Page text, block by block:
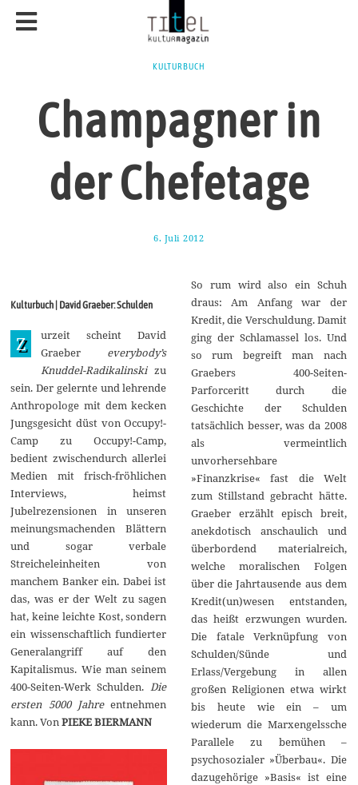
KULTURBUCH
Champagner in
der Chefetage
6. Juli 2012
z
2
0
1
Kulturbuch | David Graeber: Schulden
Z
urzeit scheint David
Graeber everybody’s
Knuddel-Radikalinskizu
sein. Der gelernte und lehrende
Anthropologe mit dem kecken
Jungsgesicht düst von Occupy!-
Camp zu Occupy!-Camp,
bedient zwischendurch allerlei
Medien mit frisch-fröhlichen
Interviews, heimst
Jubelrezensionen in unseren
meinungsmachenden Blättern
und sogar verbale
Streicheleinheiten von
manchem Banker ein. Dabei ist
das, was er der Welt zu sagen
hat, keine leichte Kost, sondern
ein wissenschaftlich fundierter
Generalangriff auf den
Kapitalismus. Wie man seinem
400-Seiten-Werk Schulden. Die
ersten 5000 Jahreentnehmen
kann. VonPIEKE BIERMANN
So rum wird also ein Schuh
draus: Am Anfang war der
Kredit, die Verschuldung. Damit
ging der Schlamassel los. Und
so rum begreift man nach
Graebers 400-Seiten-
Parforceritt durch die
Geschichte der Schulden
tatsächlich besser, was da 2008
als vermeintlich
unvorhersehbare
»Finanzkrise« fast die Welt
zum Stillstand gebracht hätte.
Graeber erzählt episch breit,
anekdotisch anschaulich und
überbordend materialreich,
welche moralischen Folgen
über die Jahrtausende aus dem
Kredit(un)wesen entstanden,
das heißt erzwungen wurden.
Die fatale Verknüpfung von
Schulden/Sünde und
Erlass/Vergebung in allen
großen Religionen etwa wirkt
bis heute wie ein – um
wiederum die Marxengelssche
Parallele zu bemühen –
psychosozialer »Überbau«. Die
dazugehörige »Basis« ist eine